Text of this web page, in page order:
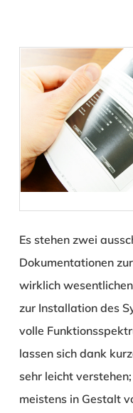
Es stehen zwei
Dokumentationen
wirklich
zur Installation des
volle
lassen sich dank
sehr leicht
meistens in Gestalt